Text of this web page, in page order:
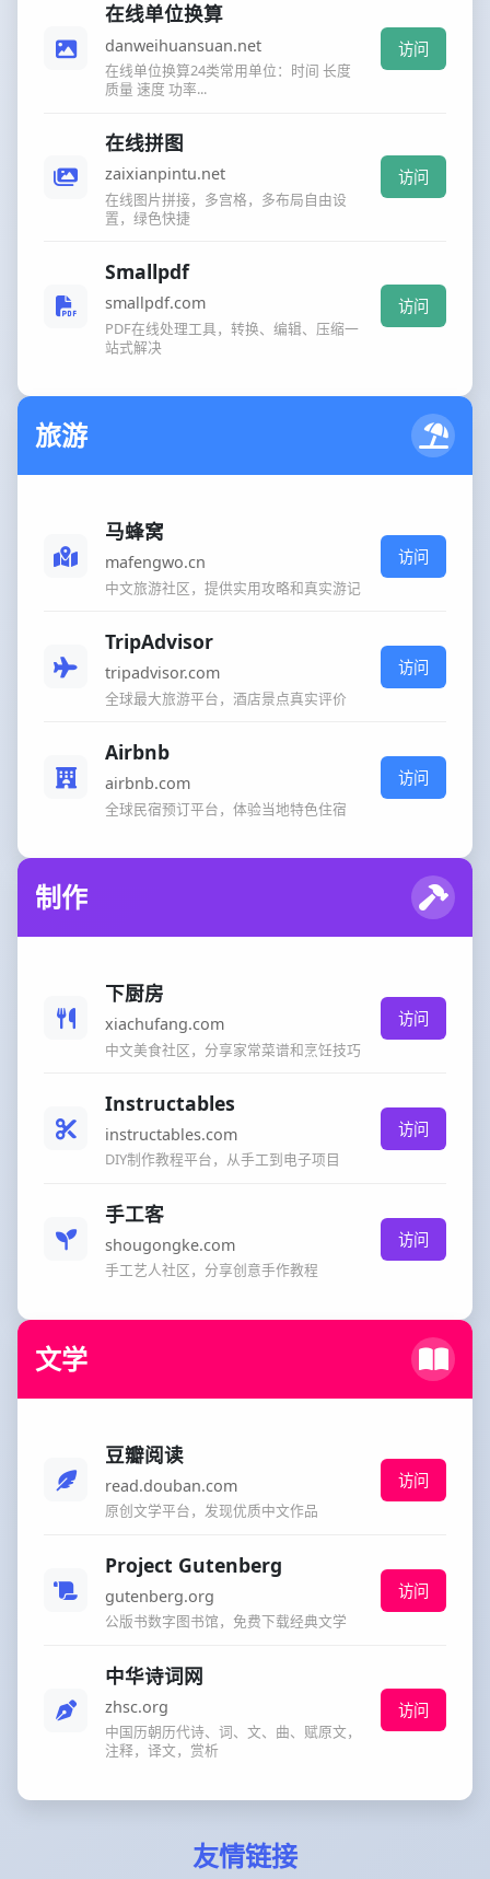
在线单位换算
danweihuansuan.net
在线单位换算24类常用单位：时间 长度
质量 速度 功率...
访问
在线拼图
zaixianpintu.net
在线图片拼接，多宫格，多布局自由设
置，绿色快捷
访问
Smallpdf
smallpdf.com
PDF在线处理工具，转换、编辑、压缩一
站式解决
访问
旅游
马蜂窝
mafengwo.cn
中文旅游社区，提供实用攻略和真实游记
访问
TripAdvisor
tripadvisor.com
全球最大旅游平台，酒店景点真实评价
访问
Airbnb
airbnb.com
全球民宿预订平台，体验当地特色住宿
访问
制作
下厨房
xiachufang.com
中文美食社区，分享家常菜谱和烹饪技巧
访问
Instructables
instructables.com
DIY制作教程平台，从手工到电子项目
访问
手工客
shougongke.com
手工艺人社区，分享创意手作教程
访问
文学
豆瓣阅读
read.douban.com
原创文学平台，发现优质中文作品
访问
Project Gutenberg
gutenberg.org
公版书数字图书馆，免费下载经典文学
访问
中华诗词网
zhsc.org
中国历朝历代诗、词、文、曲、赋原文，
注释，译文，赏析
访问
友情链接